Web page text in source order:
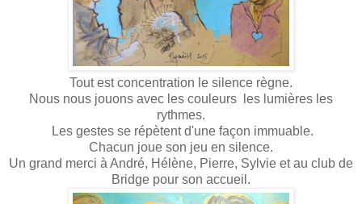
Tout est concentration le silence règne.
Nous nous jouons avec les couleurs les lumières les
rythmes.
Les gestes se répètent d'une façon immuable.
Chacun joue son jeu en silence.
Un grand merci à André, Hélène, Pierre, Sylvie et au club de
Bridge pour son accueil.